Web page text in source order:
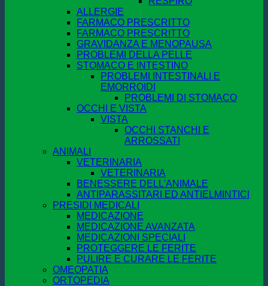
ALLERGIE
FARMACO PRESCRITTO
FARMACO PRESCRITTO
GRAVIDANZA E MENOPAUSA
PROBLEMI DELLA PELLE
STOMACO E INTESTINO
PROBLEMI INTESTINALI E
EMORROIDI
PROBLEMI DI STOMACO
OCCHI E VISTA
VISTA
OCCHI STANCHI E
ARROSSATI
ANIMALI
VETERINARIA
VETERINARIA
BENESSERE DELL'ANIMALE
ANTIPARASSITARI ED ANTIELMINTICI
PRESIDI MEDICALI
MEDICAZIONE
MEDICAZIONE AVANZATA
MEDICAZIONI SPECIALI
PROTEGGERE LE FERITE
PULIRE E CURARE LE FERITE
OMEOPATIA
ORTOPEDIA